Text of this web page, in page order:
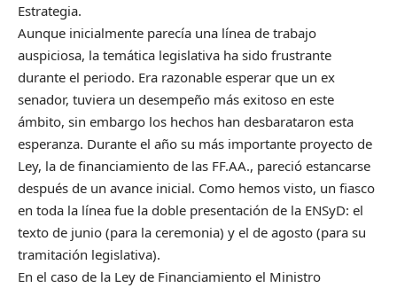
Estrategia.
Aunque inicialmente parecía una línea de trabajo
auspiciosa, la temática legislativa ha sido frustrante
durante el periodo. Era razonable esperar que un ex
senador, tuviera un desempeño más exitoso en este
ámbito, sin embargo los hechos han desbarataron esta
esperanza. Durante el año su más importante proyecto de
Ley, la de financiamiento de las FF.AA., pareció estancarse
después de un avance inicial. Como hemos visto, un fiasco
en toda la línea fue la doble presentación de la ENSyD: el
texto de junio (para la ceremonia) y el de agosto (para su
tramitación legislativa).
En el caso de la Ley de Financiamiento el Ministro